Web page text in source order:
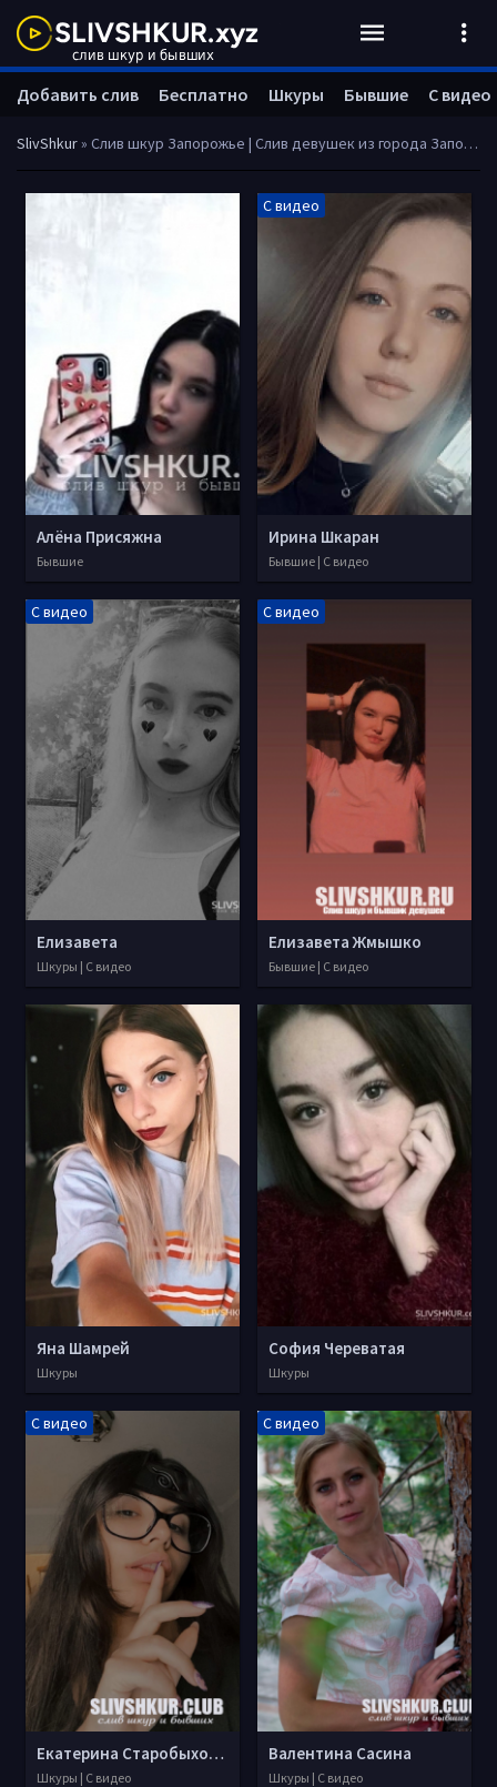
SlivShkur» Слив шкур Запорожье | Слив девушек из города Запорожье
Алёна Присяжна
Бывшие
С видео
Ирина Шкаран
Бывшие | С видео
С видео
Елизавета
Шкуры | С видео
С видео
Елизавета Жмышко
Бывшие | С видео
Яна Шамрей
Шкуры
София Череватая
Шкуры
С видео
Екатерина Старобыховская
Шкуры | С видео
С видео
Валентина Сасина
Шкуры | С видео
Добавить слив Бесплатно Шкуры Бывшие С видео